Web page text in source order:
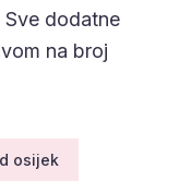
dodatne
na broj
osijek